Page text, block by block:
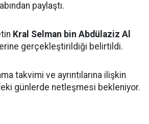
paylaştı.
Kral Selman bin Abdülaziz Al
gerçekleştirildiği belirtildi.
takvimi ve ayrıntılarına ilişkin
günlerde netleşmesi bekleniyor.